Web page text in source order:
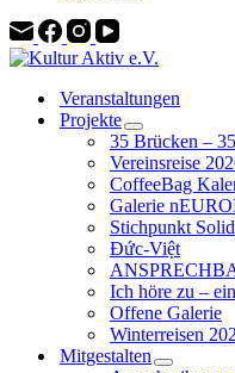
Veranstaltungen
Projekte
35 Brücken –
Vereinsreise
CoffeeBag
Galerie
Stichpunkt
Đức-Việt
Ich höre zu –
Offene Galerie
Winterreisen
Mitgestalten